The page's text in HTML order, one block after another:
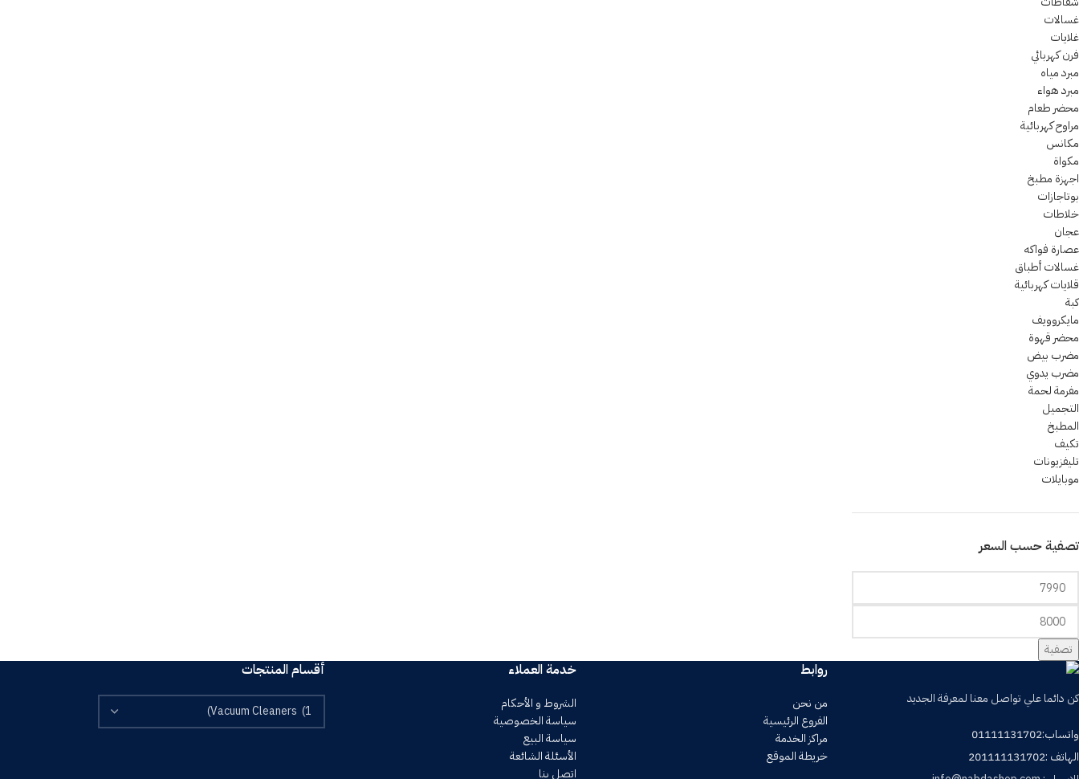
غسالات
غلايات
فرن كهربائي
مبرد مياه
مبرد هواء
محضر طعام
مراوح كهربائية
مكانس
مكواة
اجهزة مطبخ
بوتاجازات
خلاطات
عجان
عصارة فواكه
غسالات أطباق
قلايات كهربائية
كبة
مايكروويف
محضر قهوة
مضرب بيض
مضرب يدوي
مفرمة لحمة
التجميل
المطبخ
تكيف
تليفزيونات
موبايلات
تصفية حسب السعر
تصفية
كن دائما علي تواصل معنا لمعرفة الجديد
واتساب:01111131702
الهاتف :201111131702
روابط
من نحن
الفروع الرئيسية
مراكز الخدمة
خريطة الموقع
خدمة العملاء
الشروط و الأحكام
سياسة الخصوصية
سياسة البيع
الأسئلة الشائعة
اتصل بنا
أقسام المنتجات